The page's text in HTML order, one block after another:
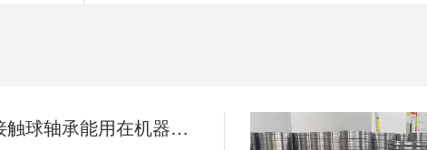
薄壁角接触球轴承能用在机器人上吗？薄壁轴承有哪些优点？